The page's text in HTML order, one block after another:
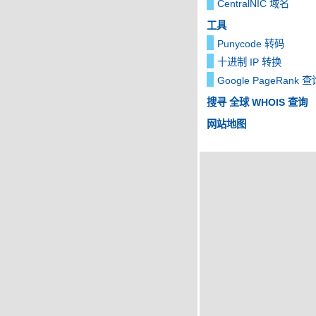
CentralNIC 域名
工具
Punycode 转码
十进制 IP 转换
Google PageRank 查
搜寻 全球 WHOIS 查询
网站地图